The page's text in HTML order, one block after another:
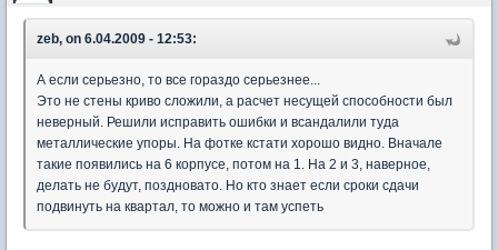
zeb, on 6.04.2009 - 12:53:
А если серьезно, то все гораздо серьезнее...
Это не стены криво сложили, а расчет несущей способности был
неверный. Решили исправить ошибки и всандалили туда
металлические упоры. На фотке кстати хорошо видно. Вначале
такие появились на 6 корпусе, потом на 1. На 2 и 3, наверное,
делать не будут, поздновато. Но кто знает если сроки сдачи
подвинуть на квартал, то можно и там успеть